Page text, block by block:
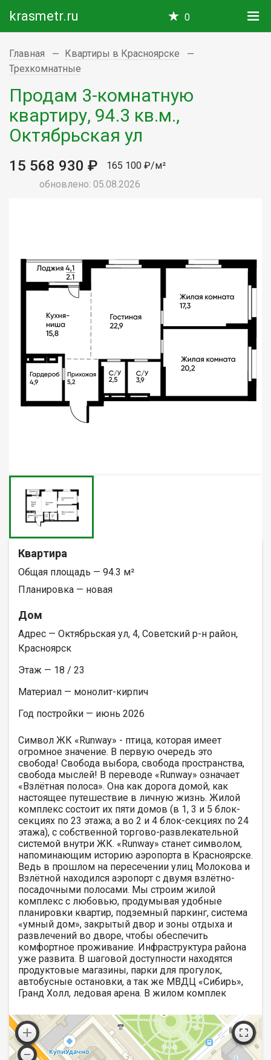
krasmetr.ru 0
Главная
Квартиры в Красноярске
Трехкомнатные
Продам 3-комнатную
квартиру, 94.3 кв.м.,
Октябрьская ул
15 568 930 ₽
165 100 ₽/м²
обновлено: 05.08.2026
Квартира
Общая площадь — 94.3 м²
Планировка — новая
Дом
Адрес — Октябрьская ул, 4, Советский р-н район,
Красноярск
Этаж — 18 / 23
Материал — монолит-кирпич
Год постройки — июнь 2026
Символ ЖК «Runway» - птица, которая имеет
огромное значение. В первую очередь это
свобода! Свобода выбора, свобода пространства,
свобода мыслей! В переводе «Runway» означает
«Взлётная полоса». Она как дорога домой, как
настоящее путешествие в личную жизнь. Жилой
комплекс состоит их пяти домов (в 1, 3 и 5 блок-
секциях по 23 этажа; а во 2 и 4 блок-секциях по 24
этажа), с собственной торгово-развлекательной
системой внутри ЖК. «Runway» станет символом,
напоминающим историю аэропорта в Красноярске.
Ведь в прошлом на пересечении улиц Молокова и
Взлётной находился аэропорт с двумя взлётно-
посадочными полосами. Мы строим жилой
комплекс с любовью, продумывая удобные
планировки квартир, подземный паркинг, система
«умный дом», закрытый двор и зоны отдыха и
развлечений во дворе, чтобы обеспечить
комфортное проживание. Инфраструктура района
уже развита. В шаговой доступности находятся
продуктовые магазины, парки для прогулок,
автобусные остановки, а так же МВДЦ «Сибирь»,
Гранд Холл, ледовая арена. В жилом комплек